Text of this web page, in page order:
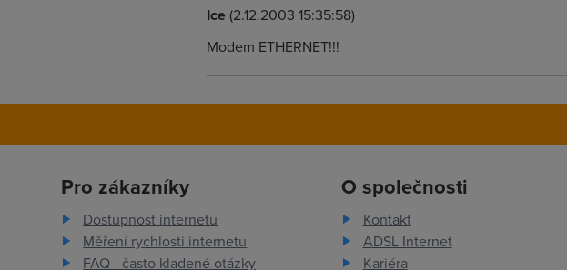
Ice(2.12.2003 15:35:58)
Modem ETHERNET!!!
Pro zákazníky
Dostupnost internetu
Měření rychlosti internetu
FAQ - často kladené otázky
O společnosti
Kontakt
ADSL Internet
Kariéra